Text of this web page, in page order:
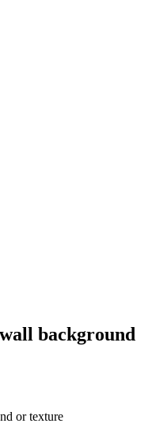
background
or texture